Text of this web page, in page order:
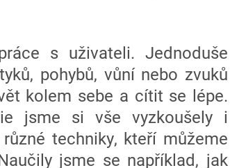
s uživateli. Jednoduše
pohybů, vůní nebo zvuků
kolem sebe a cítit se lépe.
jsme si vše vyzkoušely i
techniky, kteří můžeme
jsme se například, jak